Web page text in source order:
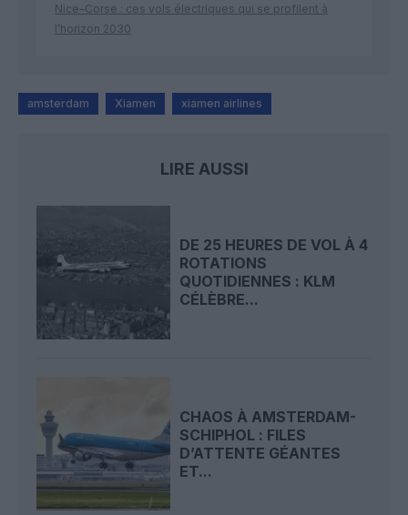
Nice–Corse : ces vols électriques qui se profilent à
l’horizon 2030
amsterdam Xiamen xiamen airlines
LIRE AUSSI
DE 25 HEURES DE VOL À 4
ROTATIONS
QUOTIDIENNES : KLM
CÉLÈBRE...
CHAOS À AMSTERDAM-
SCHIPHOL : FILES
D’ATTENTE GÉANTES
ET...